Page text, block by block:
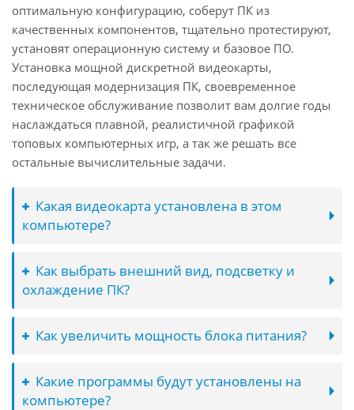
оптимальную конфигурацию, соберут ПК из
качественных компонентов, тщательно протестируют,
установят операционную систему и базовое ПО.
Установка мощной дискретной видеокарты,
последующая модернизация ПК, своевременное
техническое обслуживание позволит вам долгие годы
наслаждаться плавной, реалистичной графикой
топовых компьютерных игр, а так же решать все
остальные вычислительные задачи.
Какая видеокарта установлена в этом
компьютере?
Как выбрать внешний вид, подсветку и
охлаждение ПК?
Как увеличить мощность блока питания?
Какие программы будут установлены на
компьютере?